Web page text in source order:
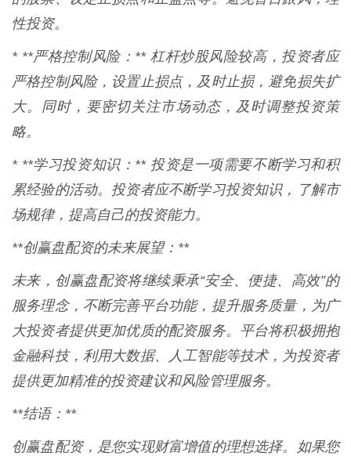
性投资。
* **严格控制风险：** 杠杆炒股风险较高，投资者应
严格控制风险，设置止损点，及时止损，避免损失扩
大。同时，要密切关注市场动态，及时调整投资策
略。
* **学习投资知识：** 投资是一项需要不断学习和积
累经验的活动。投资者应不断学习投资知识，了解市
场规律，提高自己的投资能力。
**创赢盘配资的未来展望：**
未来，创赢盘配资将继续秉承“安全、便捷、高效”的
服务理念，不断完善平台功能，提升服务质量，为广
大投资者提供更加优质的配资服务。平台将积极拥抱
金融科技，利用大数据、人工智能等技术，为投资者
提供更加精准的投资建议和风险管理服务。
**结语：**
创赢盘配资，是您实现财富增值的理想选择。如果您